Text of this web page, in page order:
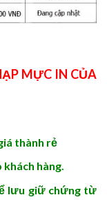
MỰC IN CỦA
thành rẻ
hàng.
lưu giữ chứng từ